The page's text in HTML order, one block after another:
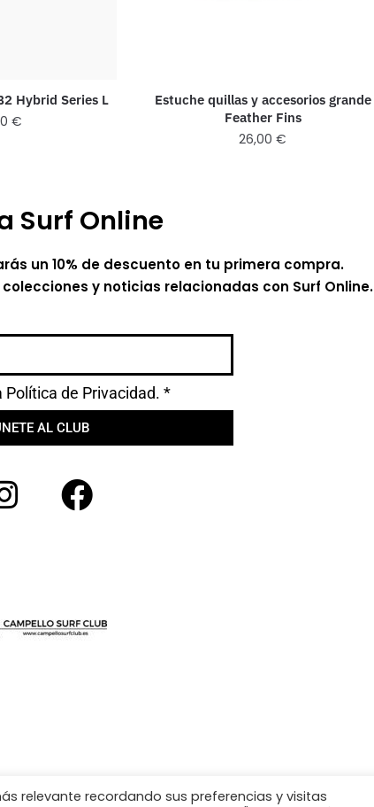
Hybrid Series L
€
Estuche quillas y accesorios grande
Feather Fins
26,00€
Surf Online
un 10% de descuento en tu primera compra.
y noticias relacionadas con Surf Online.
Política de Privacidad. *
AL CLUB
relevante recordando sus preferencias y visitas